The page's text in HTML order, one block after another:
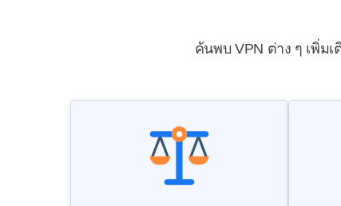
ค้นพบ VPN ต่าง ๆ เพิ่ม